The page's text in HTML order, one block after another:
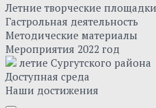
Летние творческие площадки
Гастрольная деятельность
Методические материалы
Мероприятия 2022 год
летие Сургутского района
Доступная среда
Наши достижения